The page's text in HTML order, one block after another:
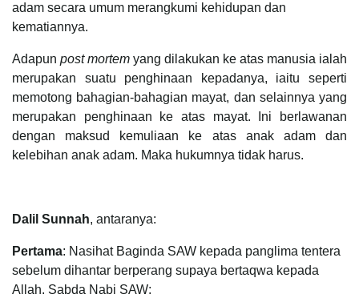
adam secara umum merangkumi kehidupan dan
kematiannya.
Adapun post mortem yang dilakukan ke atas manusia ialah
merupakan suatu penghinaan kepadanya, iaitu seperti
memotong bahagian-bahagian mayat, dan selainnya yang
merupakan penghinaan ke atas mayat. Ini berlawanan
dengan maksud kemuliaan ke atas anak adam dan
kelebihan anak adam. Maka hukumnya tidak harus.
Dalil Sunnah, antaranya:
Pertama: Nasihat Baginda SAW kepada panglima tentera
sebelum dihantar berperang supaya bertaqwa kepada
Allah. Sabda Nabi SAW: